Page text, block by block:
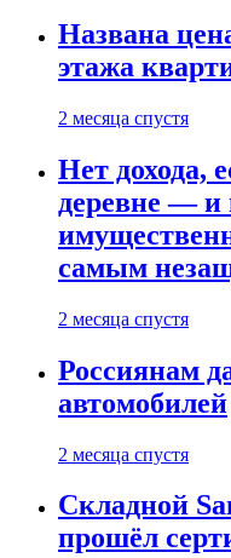
Названа
этажа
2 месяца спустя
Нет дохода,
деревне — и
самым
2 месяца спустя
Россиянам
автомобилей
2 месяца спустя
Складной
прошёл